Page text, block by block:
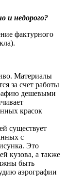
и недорого?
фактурного
Материалы
за счет работы
дешевыми
красок
существует
с
Это
кузова, а также
быть
аэрографии